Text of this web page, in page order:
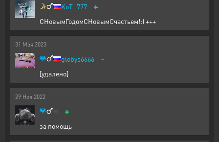
KoT_777 +
СНовымГодомСНовымСчастьем!:) +++
31 Мая 2023
globys6666 -
[удалено]
29 Ноя 2022
+
за помощь